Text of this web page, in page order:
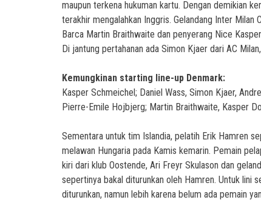
maupun terkena hukuman kartu. Dengan demikian
terakhir mengalahkan Inggris. Gelandang Inter
Barca Martin Braithwaite dan penyerang Nice
Di jantung pertahanan ada Simon Kjaer dari AC
Kemungkinan starting line-up Denmark:
Kasper Schmeichel; Daniel Wass, Simon Kjaer,
Pierre-Emile Hojbjerg; Martin Braithwaite, Kasper
Sementara untuk tim Islandia, pelatih Erik Hamren
melawan Hungaria pada Kamis kemarin. Pemain
kiri dari klub Oostende, Ari Freyr Skulason dan
sepertinya bakal diturunkan oleh Hamren. Untuk lini
diturunkan, namun lebih karena belum ada pemain